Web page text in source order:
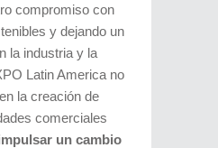
compromiso con
y dejando un
la industria y la
Latin America no
la creación de
comerciales
un cambio